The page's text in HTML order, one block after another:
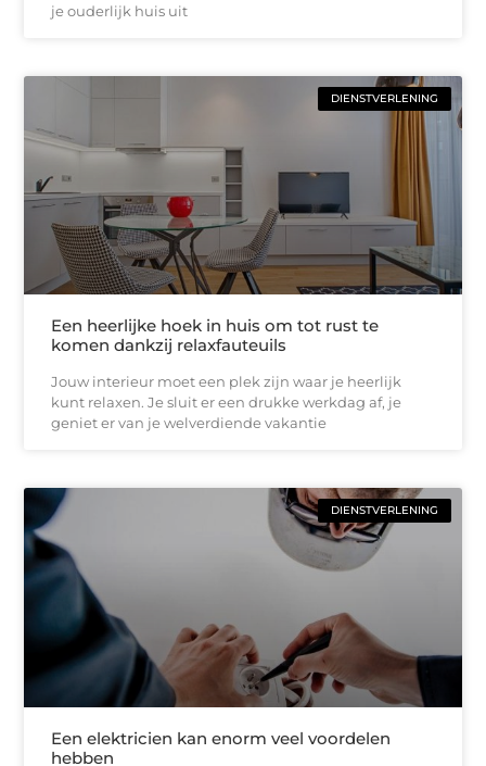
je ouderlijk huis uit
DIENSTVERLENING
Een heerlijke hoek in huis om tot rust te
komen dankzij relaxfauteuils
Jouw interieur moet een plek zijn waar je heerlijk
kunt relaxen. Je sluit er een drukke werkdag af, je
geniet er van je welverdiende vakantie
DIENSTVERLENING
Een elektricien kan enorm veel voordelen
hebben